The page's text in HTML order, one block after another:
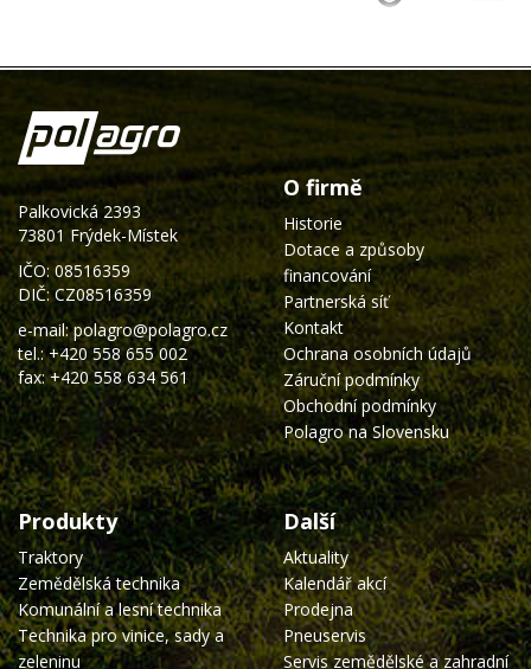
Palkovická 2393
73801 Frýdek-Místek
IČO: 08516359
DIČ: CZ08516359
e-mail:polagro@polagro.cz
tel.:+420 558 655 002
fax: +420 558 634 561
O firmě
Historie
Dotace a způsoby
financování
Partnerská síť
Kontakt
Ochrana osobních údajů
Záruční podmínky
Obchodní podmínky
Polagro na Slovensku
Produkty
Traktory
Zemědělská technika
Komunální a lesní technika
Technika pro vinice, sady a
zeleninu
Další
Aktuality
Kalendář akcí
Prodejna
Pneuservis
Servis zemědělské a zahradní